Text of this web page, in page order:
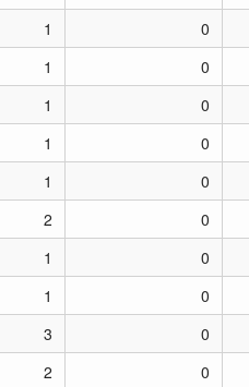
1 0
1 0
1 0
1 0
1 0
2 0
1 0
1 0
3 0
2 0